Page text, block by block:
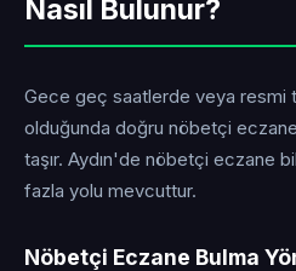
Nasıl Bulunur?
Gece geç saatlerde veya resmi
olduğunda doğru nöbetçi
taşır. Aydın'de nöbetçi eczane
fazla yolu mevcuttur.
Nöbetçi Eczane Bulma